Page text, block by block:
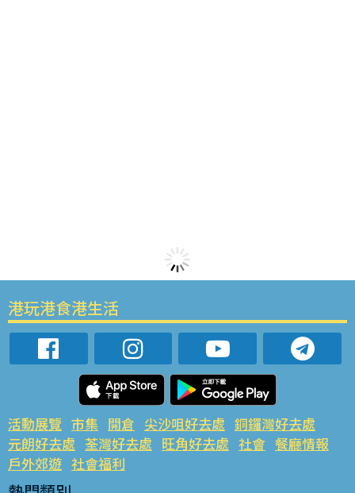
港玩港食港生活
活動展覽 市集 開倉 尖沙咀好去處 銅鑼灣好去處
元朗好去處 荃灣好去處 旺角好去處 社會 餐廳情報
戶外郊遊 社會福利